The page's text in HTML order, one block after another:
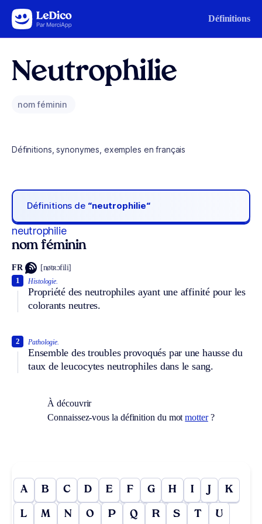
Aller au contenu Définitions
Neutrophilie
nom féminin
Définitions, synonymes, exemples en français
Définitions de “neutrophilie“
neutrophilie
nom féminin
FR [nøtʀɔfili]
Histologie.
Propriété des neutrophiles ayant une affinité pour les
colorants neutres.
1
Pathologie.
Ensemble des troubles provoqués par une hausse du
taux de leucocytes neutrophiles dans le sang.
2
À découvrir
Connaissez-vous la définition du motmotter?
A B C D E F G H I J K
L M N O P Q R S T U